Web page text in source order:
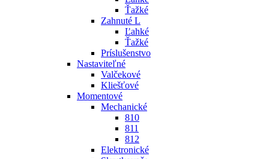
Ťažké
Zahnuté L
Ľahké
Ťažké
Príslušenstvo
Nastaviteľné
Valčekové
Kliešťové
Momentové
Mechanické
810
811
812
Elektronické